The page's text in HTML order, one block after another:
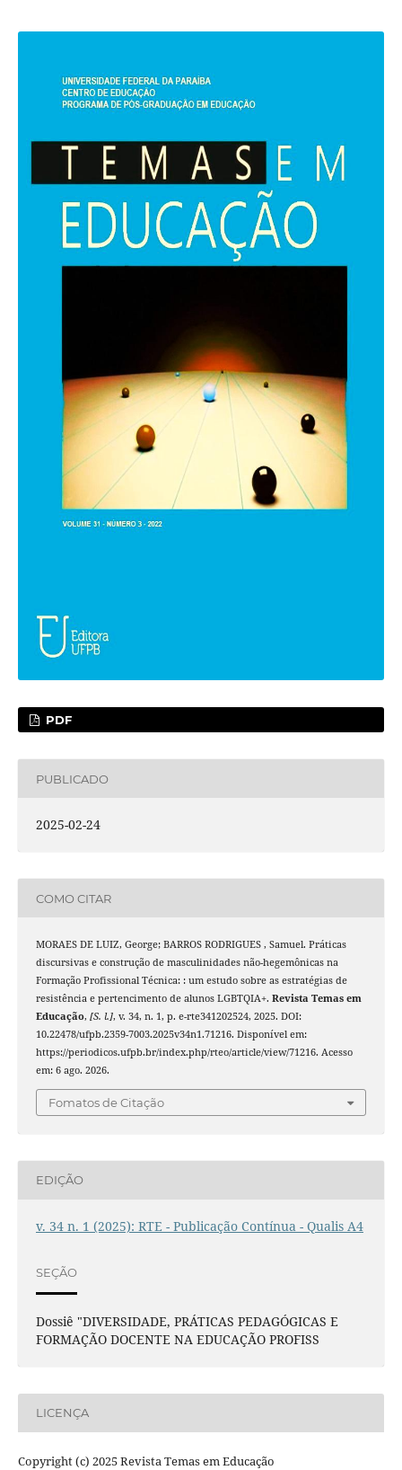
PDF
PUBLICADO
2025-02-24
COMO CITAR
MORAES DE LUIZ, George; BARROS RODRIGUES , Samuel. Práticas
discursivas e construção de masculinidades não-hegemônicas na
Formação Profissional Técnica: : um estudo sobre as estratégias de
resistência e pertencimento de alunos LGBTQIA+. Revista Temas em
Educação, [S. l.], v. 34, n. 1, p. e-rte341202524, 2025. DOI:
10.22478/ufpb.2359-7003.2025v34n1.71216. Disponível em:
https://periodicos.ufpb.br/index.php/rteo/article/view/71216. Acesso
em: 6 ago. 2026.
Fomatos de Citação
EDIÇÃO
v. 34 n. 1 (2025): RTE - Publicação Contínua - Qualis A4
SEÇÃO
Dossiê "DIVERSIDADE, PRÁTICAS PEDAGÓGICAS E
FORMAÇÃO DOCENTE NA EDUCAÇÃO PROFISS
LICENÇA
Copyright (c) 2025 Revista Temas em Educação